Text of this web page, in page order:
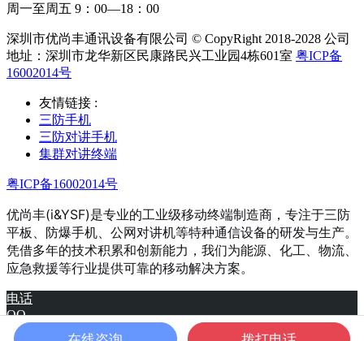
周一至周五 9：00—18：00
深圳市优尚丰通讯设备有限公司 © CopyRight 2018-2028 公司
地址：深圳市龙华新区民康路民兴工业园4栋601室 粤ICP备
16002014号
友情链接 :
三防手机
三防对讲手机
集群对讲终端
粤ICP备16002014号
优尚丰(i&YSF)是专业的工业级移动终端制造商，专注于三防
平板、防爆手机、公网对讲机等特种通信设备的研发与生产。
凭借多年的技术积累和创新能力，我们为能源、化工、物流、
应急救援等行业提供可靠的移动解决方案。
电话
QQ
产品